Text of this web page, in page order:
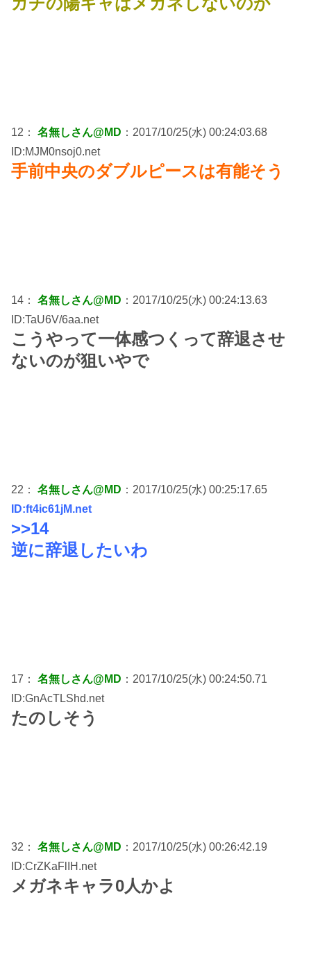
12： 名無しさん@MD ：2017/10/25(水) 00:24:03.68
ID:MJM0nsoj0.net
手前中央のダブルピースは有能そう
14： 名無しさん@MD ：2017/10/25(水) 00:24:13.63
ID:TaU6V/6aa.net
こうやって一体感つくって辞退させ
ないのが狙いやで
22： 名無しさん@MD ：2017/10/25(水) 00:25:17.65
ID:ft4ic61jM.net
>>14
逆に辞退したいわ
17： 名無しさん@MD ：2017/10/25(水) 00:24:50.71
ID:GnAcTLShd.net
たのしそう
32： 名無しさん@MD ：2017/10/25(水) 00:26:42.19
ID:CrZKaFlIH.net
メガネキャラ0人かよ